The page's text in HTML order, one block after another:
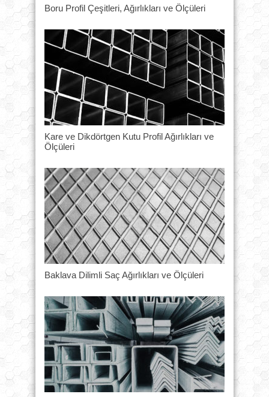
Boru Profil Çeşitleri, Ağırlıkları ve Ölçüleri
Kare ve Dikdörtgen Kutu Profil Ağırlıkları ve
Ölçüleri
Baklava Dilimli Saç Ağırlıkları ve Ölçüleri